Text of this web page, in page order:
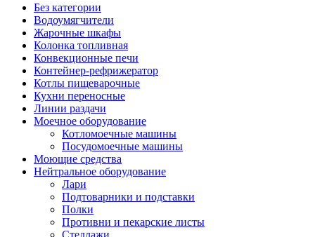
Без категории
Водоумягчители
Жарочные шкафы
Колонка топливная
Конвекционные печи
Контейнер-рефрижератор
Котлы пищеварочные
Кухни переносные
Линии раздачи
Моечное оборудование
Котломоечные машины
Посудомоечные машины
Моющие средства
Нейтральное оборудование
Лари
Подтоварники и подставки
Полки
Противни и пекарские листы
Стеллажи